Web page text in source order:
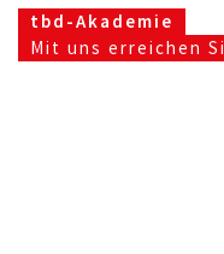
tbd-Akademie
Mit uns erreichen